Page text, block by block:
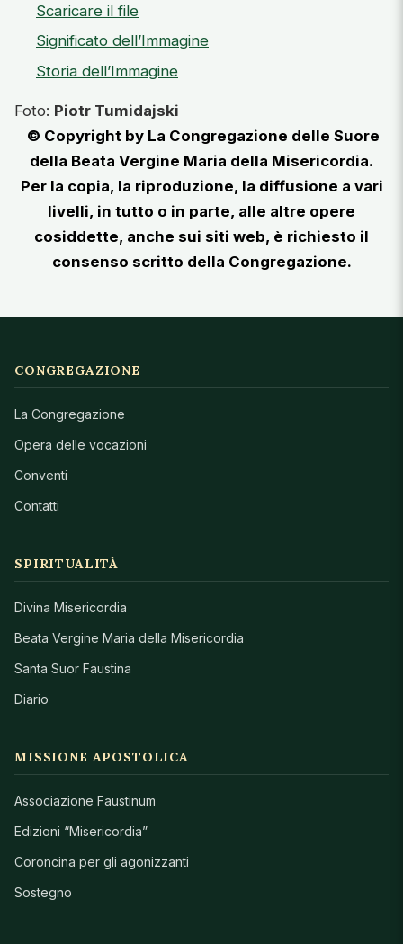
Scaricare il file
Significato dell’Immagine
Storia dell’Immagine
Foto: Piotr Tumidajski
© Copyright by La Congregazione delle Suore
della Beata Vergine Maria della Misericordia.
Per la copia, la riproduzione, la diffusione a vari
livelli, in tutto o in parte, alle altre opere
cosiddette, anche sui siti web, è richiesto il
consenso scritto della Congregazione.
CONGREGAZIONE
La Congregazione
Opera delle vocazioni
Conventi
Contatti
SPIRITUALITÀ
Divina Misericordia
Beata Vergine Maria della Misericordia
Santa Suor Faustina
Diario
MISSIONE APOSTOLICA
Associazione Faustinum
Edizioni “Misericordia”
Coroncina per gli agonizzanti
Sostegno